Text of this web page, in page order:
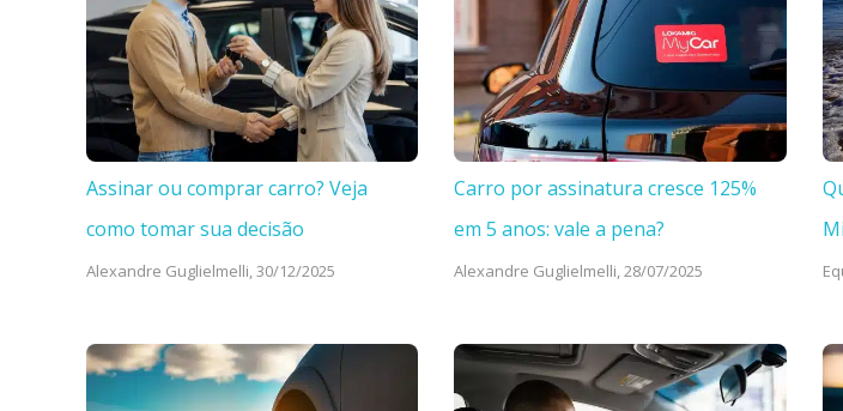
Assinar ou comprar carro? Veja
como tomar sua decisão
Alexandre Guglielmelli,30/12/2025
Carro por assinatura cresce 125%
em 5 anos: vale a pena?
Alexandre Guglielmelli,28/07/2025